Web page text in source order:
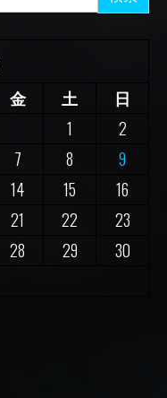
金 土
日
1
2
7 8
9
14 15
16
21 22
23
28 29
30